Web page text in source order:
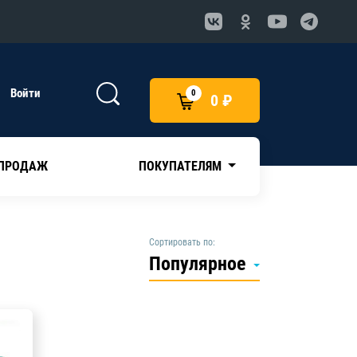
Войти 0 0 ₽
ПОКУПАТЕЛЯМ
Сортировать по:
Популярное